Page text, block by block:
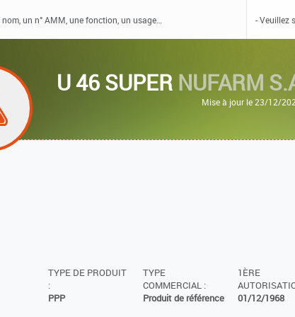
U 46 SUPER NUFARM
Mise à jour le 23/12/
TYPE DE PRODUIT
:
PPP
TYPE
COMMERCIAL :
Produit de référence
1ÈRE
01/12/1968